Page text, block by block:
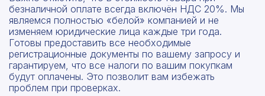
безналичной оплате всегда включён НДС 20%. Мы
являемся полностью «белой» компанией и не
изменяем юридические лица каждые три года.
Готовы предоставить все необходимые
регистрационные документы по вашему запросу и
гарантируем, что все налоги по вашим покупкам
будут оплачены. Это позволит вам избежать
проблем при проверках.